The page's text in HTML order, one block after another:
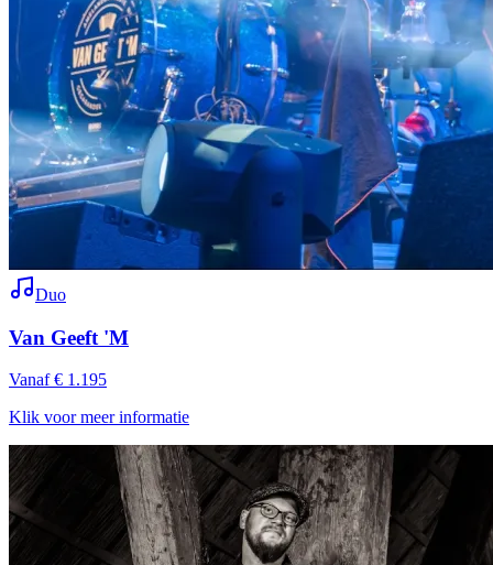
Duo
Van Geeft 'M
Vanaf € 1.195
Klik voor meer informatie